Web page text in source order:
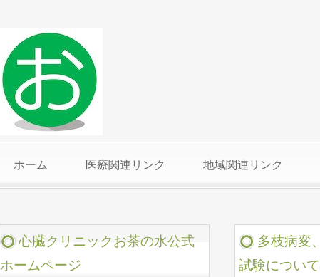
ホーム 医療関連リンク 地域関連リンク
多枝病変
試験につい
心臓クリニックお茶の水公式
ホームページ